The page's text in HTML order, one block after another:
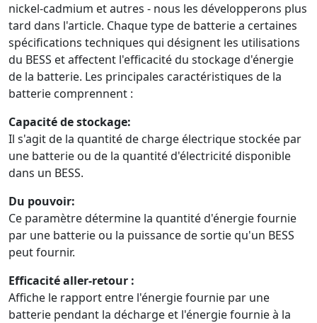
nickel-cadmium et autres - nous les développerons plus
tard dans l'article. Chaque type de batterie a certaines
spécifications techniques qui désignent les utilisations
du BESS et affectent l'efficacité du stockage d'énergie
de la batterie. Les principales caractéristiques de la
batterie comprennent :
Capacité de stockage:
Il s'agit de la quantité de charge électrique stockée par
une batterie ou de la quantité d'électricité disponible
dans un BESS.
Du pouvoir:
Ce paramètre détermine la quantité d'énergie fournie
par une batterie ou la puissance de sortie qu'un BESS
peut fournir.
Efficacité aller-retour :
Affiche le rapport entre l'énergie fournie par une
batterie pendant la décharge et l'énergie fournie à la